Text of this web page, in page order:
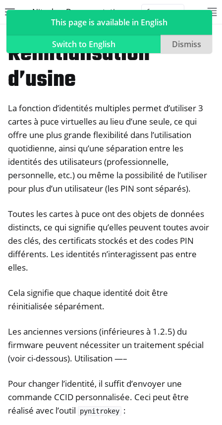
Nitrokey Documentation
navigation of Features
navigation of Nitrokey 3
navigation of Nitrokey Passkey
navigation of Nitrokey FIDO2
navigation of Nitrokey HSM 2
navigation of Nitrokey Start
navigation of Nitrokey Storage 2
navigation of NitroPad, NitroPC
navigation of NitroPhone, NitroTablet
navigation of NextBox
navigation of NetHSM
Réinitialisation
d’usine
La fonction d’identités multiples permet d’utiliser 3
cartes à puce virtuelles au lieu d’une seule, ce qui
offre une plus grande flexibilité dans l’utilisation
quotidienne, ainsi qu’une séparation entre les
identités des utilisateurs (professionnelle,
personnelle, etc.) ou même la possibilité de l’utiliser
pour plus d’un utilisateur (les PIN sont séparés).
Toutes les cartes à puce ont des objets de données
distincts, ce qui signifie qu’elles peuvent toutes avoir
des clés, des certificats stockés et des codes PIN
différents. Les identités n’interagissent pas entre
elles.
Cela signifie que chaque identité doit être
réinitialisée séparément.
Les anciennes versions (inférieures à 1.2.5) du
firmware peuvent nécessiter un traitement spécial
(voir ci-dessous). Utilisation —–
Pour changer l’identité, il suffit d’envoyer une
commande CCID personnalisée. Ceci peut être
réalisé avec l’outil
pynitrokey :
This page is available in English
Switch to English
Dismiss